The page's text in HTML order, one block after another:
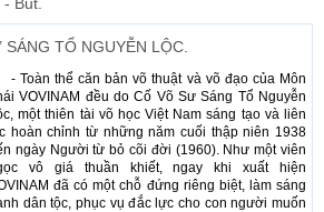
TỔ NGUYỄN LỘC.
Toàn thể căn bản võ thuật và võ đạo của Môn
VOVINAM đều do Cố Võ Sư Sáng Tổ Nguyễn
một thiên tài võ học Việt Nam sáng tạo và liên
hoàn chỉnh từ những năm cuối thập niên 1938
ngày Người từ bỏ cõi đời (1960). Như một viên
vô giá thuần khiết, ngay khi xuất hiện
đã có một chỗ đứng riêng biệt, làm sáng
dân tộc, phục vụ đắc lực cho con người muốn